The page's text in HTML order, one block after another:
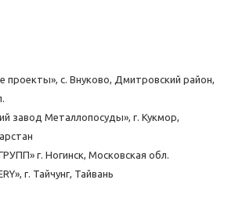
проекты», с. Внуково, Дмитровский район,
завод Металлопосуды», г. Кукмор,
г. Ногинск, Московская обл.
г. Тайчунг, Тайвань